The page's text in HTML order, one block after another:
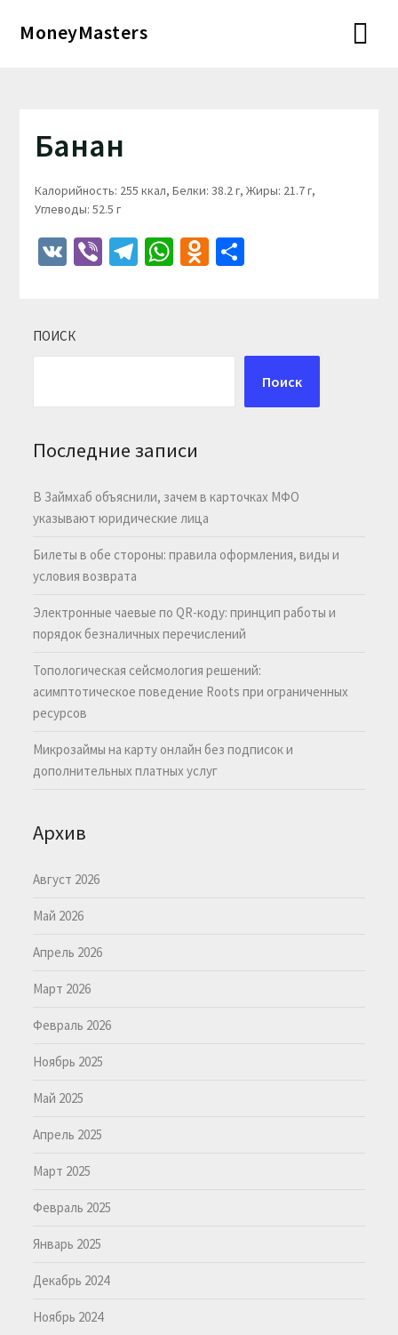
MoneyMasters
Банан
Калорийность: 255 ккал, Белки: 38.2 г, Жиры: 21.7 г,
Углеводы: 52.5 г
VKViberTelegram
WhatsApp
Odnoklassniki
Отправить
ПОИСК
Поиск
Последние записи
В Займхаб объяснили, зачем в карточках МФО
указывают юридические лица
Билеты в обе стороны: правила оформления, виды и
условия возврата
Электронные чаевые по QR-коду: принцип работы и
порядок безналичных перечислений
Топологическая сейсмология решений:
асимптотическое поведение Roots при ограниченных
ресурсов
Микрозаймы на карту онлайн без подписок и
дополнительных платных услуг
Архив
Август 2026
Май 2026
Апрель 2026
Март 2026
Февраль 2026
Ноябрь 2025
Май 2025
Апрель 2025
Март 2025
Февраль 2025
Январь 2025
Декабрь 2024
Ноябрь 2024